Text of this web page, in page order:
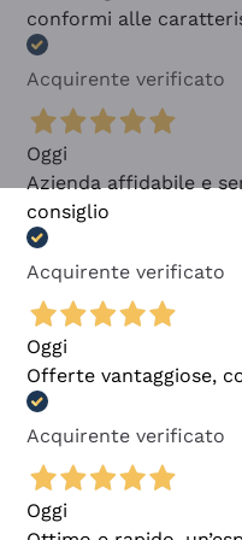
conformi alle
Acquirente verificato
Oggi
Azienda affidabile e
consiglio
Acquirente verificato
Oggi
Offerte vantaggiose,
Acquirente verificato
Oggi